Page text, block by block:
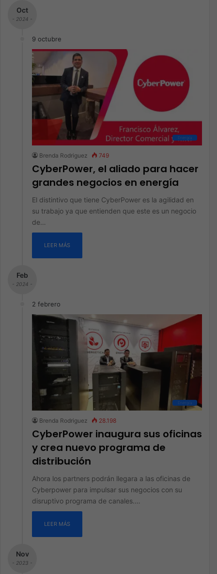
Oct
- 2024 -
9 octubre
Energía
Brenda Rodriguez 749
CyberPower, el aliado para hacer
grandes negocios en energía
El distintivo que tiene CyberPower es la agilidad en
su trabajo ya que entienden que este es un negocio
de…
LEER MÁS
Feb
- 2024 -
2 febrero
Energía
Brenda Rodriguez 28.198
CyberPower inaugura sus oficinas
y crea nuevo programa de
distribución
Ahora los partners podrán llegara a las oficinas de
Cyberpower para impulsar sus negocios con su
disruptivo programa de canales.…
LEER MÁS
Nov
- 2023 -